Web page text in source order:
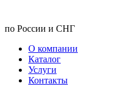
по России и СНГ
О компании
Каталог
Услуги
Контакты